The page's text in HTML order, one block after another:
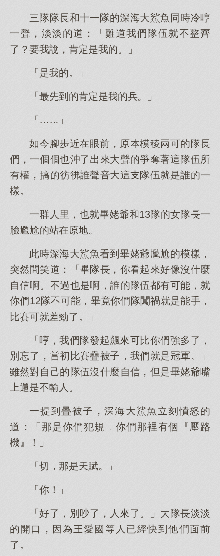
三隊隊長和十一隊的深海大鯊魚同時冷哼
一聲，淡淡的道：「難道我們隊伍就不整齊
了？要我說，肯定是我的。」
「是我的。」
「最先到的肯定是我的兵。」
「……」
如今腳步近在眼前，原本模稜兩可的隊長
們，一個個也沖了出來大聲的爭奪著這隊伍所
有權，搞的彷彿誰聲音大這支隊伍就是誰的一
樣。
一群人里，也就畢姥爺和13隊的女隊長一
臉尷尬的站在原地。
此時深海大鯊魚看到畢姥爺尷尬的模樣，
突然間笑道：「畢隊長，你看起來好像沒什麼
自信啊。不過也是啊，誰的隊伍都有可能，就
你們12隊不可能，畢竟你們隊闖禍就是能手，
比賽可就差勁了。」
「哼，我們隊發起飆來可比你們強多了，
別忘了，當初比賽疊被子，我們就是冠軍。」
雖然對自己的隊伍沒什麼自信，但是畢姥爺嘴
上還是不輸人。
一提到疊被子，深海大鯊魚立刻憤怒的
道：「那是你們犯規，你們那裡有個『壓路
機』！」
「切，那是天賦。」
「你！」
「好了，別吵了，人來了。」大隊長淡淡
的開口，因為王愛國等人已經快到他們面前
了。